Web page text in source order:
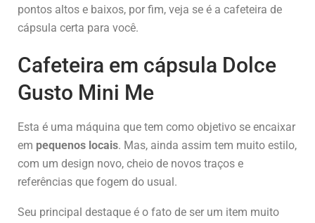
pontos altos e baixos, por fim, veja se é a cafeteira de
cápsula certa para você.
Cafeteira em cápsula Dolce
Gusto Mini Me
Esta é uma máquina que tem como objetivo se encaixar
em pequenos locais. Mas, ainda assim tem muito estilo,
com um design novo, cheio de novos traços e
referências que fogem do usual.
Seu principal destaque é o fato de ser um item muito